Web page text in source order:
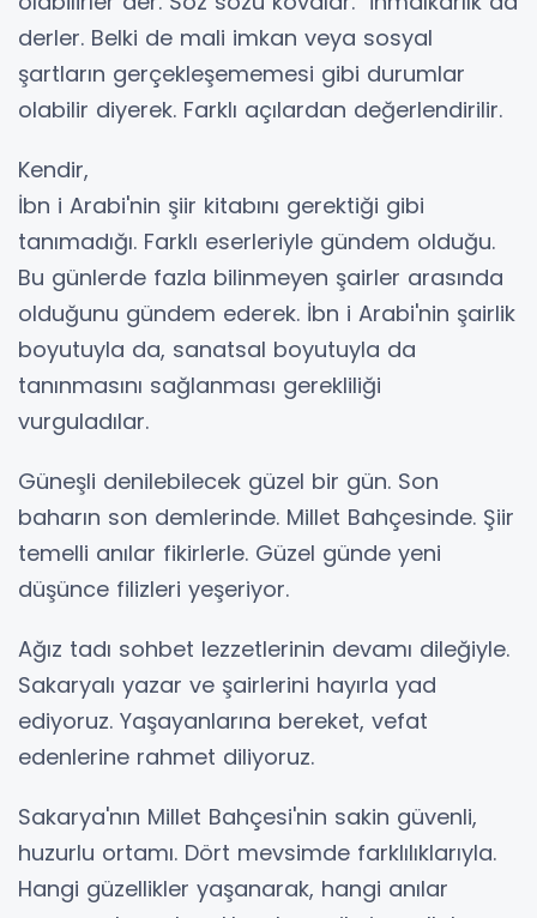
derler. Belki de mali imkan veya sosyal
şartların gerçekleşememesi gibi durumlar
olabilir diyerek. Farklı açılardan değerlendirilir.
Kendir,
İbn i Arabi'nin şiir kitabını gerektiği gibi
tanımadığı. Farklı eserleriyle gündem olduğu.
Bu günlerde fazla bilinmeyen şairler arasında
olduğunu gündem ederek. İbn i Arabi'nin şairlik
boyutuyla da, sanatsal boyutuyla da
tanınmasını sağlanması gerekliliği
vurguladılar.
Güneşli denilebilecek güzel bir gün. Son
baharın son demlerinde. Millet Bahçesinde. Şiir
temelli anılar fikirlerle. Güzel günde yeni
düşünce filizleri yeşeriyor.
Ağız tadı sohbet lezzetlerinin devamı dileğiyle.
Sakaryalı yazar ve şairlerini hayırla yad
ediyoruz. Yaşayanlarına bereket, vefat
edenlerine rahmet diliyoruz.
Sakarya'nın Millet Bahçesi'nin sakin güvenli,
huzurlu ortamı. Dört mevsimde farklılıklarıyla.
Hangi güzellikler yaşanarak, hangi anılar